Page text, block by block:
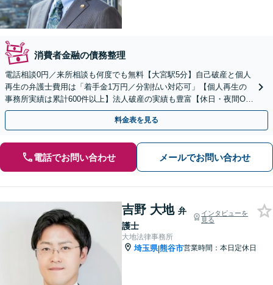
消費者金融の債務整理
電話相談0円／来所相談も何度でも無料【大宮駅5分】自己破産と個人
再生の弁護士費用は「着手金1万円／分割払い対応可」【個人再生の
事務所実績は累計600件以上】法人破産の実績も豊富【休日・夜間O
K】オンライン相談もできます
料金表を見る
電話でお問い合わせ メールでお問い合わせ
吉野 大地 弁
護士
インタビューを
見る
大地法律事務所
埼玉県|熊谷市営業時間：本日定休日